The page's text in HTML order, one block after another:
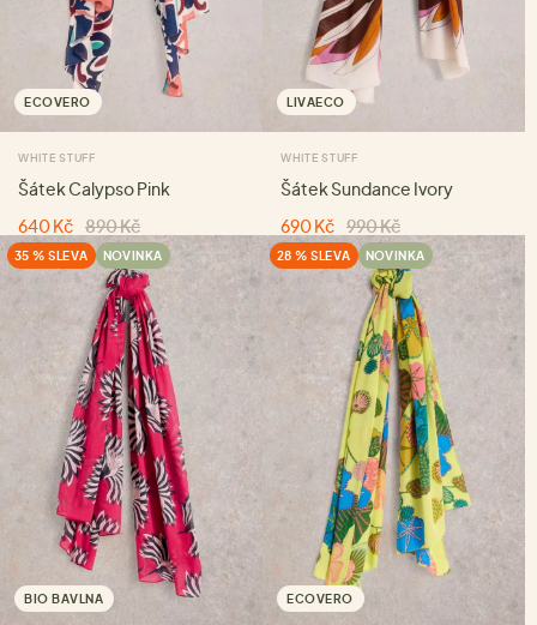
ECOVERO
WHITE STUFF
Šátek Calypso Pink
640 Kč 890 Kč
LIVAECO
WHITE STUFF
Šátek Sundance Ivory
690 Kč 990 Kč
35 % SLEVA NOVINKA
BIO BAVLNA
28 % SLEVA NOVINKA
ECOVERO